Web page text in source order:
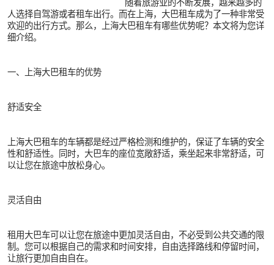
随着旅游业的不断发展，越来越多的
人选择自驾游或者租车出行。而在上海，大巴租车成为了一种非常受
欢迎的出行方式。那么，上海大巴租车有哪些优势呢？本文将为您详
细介绍。
一、上海大巴租车的优势
舒适安全
上海大巴租车的车辆都是经过严格检测和维护的，保证了车辆的安全
性和舒适性。同时，大巴车的座位宽敞舒适，乘坐起来非常舒适，可
以让您在旅途中放松身心。
灵活自由
租用大巴车可以让您在旅途中更加灵活自由，不必受到公共交通的限
制。您可以根据自己的需求和时间安排，自由选择路线和停留时间，
让旅行更加自由自在。